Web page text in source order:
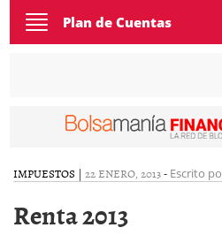
Toggle
navigation
Plan de Cuentas
IMPUESTOS | 22 ENERO, 2013- Escrito
Renta 2013